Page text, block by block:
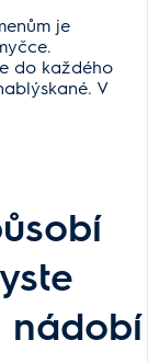
je
do každého
V
nádobí